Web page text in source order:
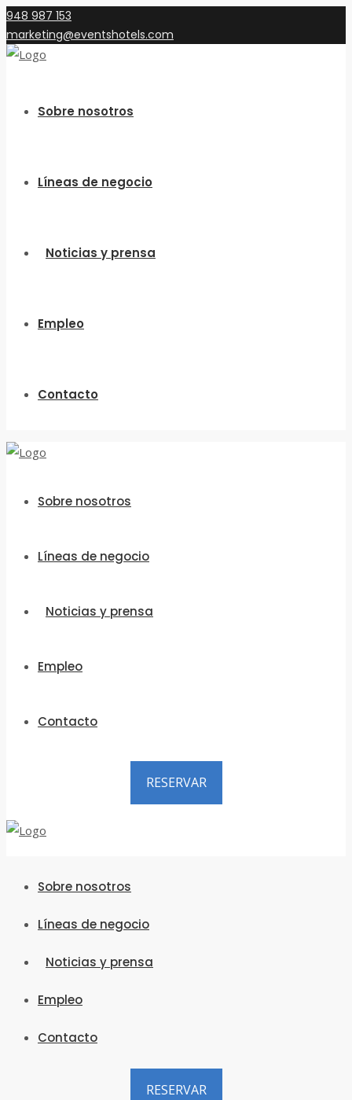
948 987 153
marketing@eventshotels.com
Sobre nosotros
Líneas de negocio
Noticias y prensa
Empleo
Contacto
Sobre nosotros
Líneas de negocio
Noticias y prensa
Empleo
Contacto
RESERVAR
Sobre nosotros
Líneas de negocio
Noticias y prensa
Empleo
Contacto
RESERVAR